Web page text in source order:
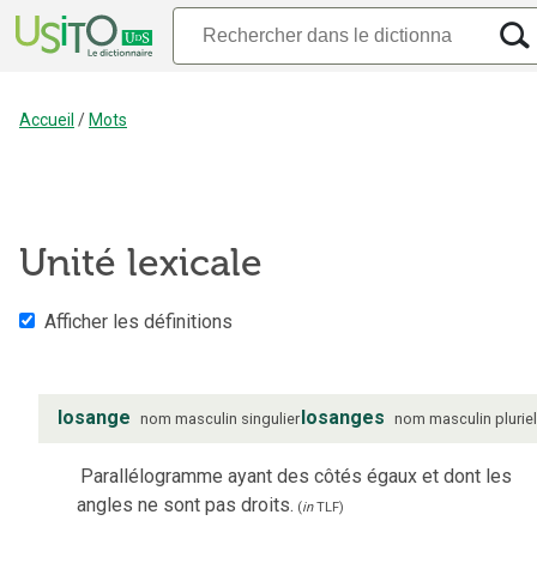
Accueil / Mots
Unité lexicale
Afficher les définitions
losange nom masculin singulierlosanges nom masculin pluriel
Parallélogramme ayant des côtés égaux et dont les
angles ne sont pas droits. (inTLF)